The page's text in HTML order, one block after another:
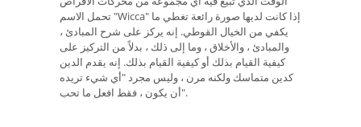
تحمل الاسم "Wicca" إذا كانت لديها صورة رائعة تغطي ما
يكفي من الخيال القوطي. إنه يركز على شرح المبادئ ،
والمبادئ ، والأخلاق ، وما إلى ذلك ، بدلاً من التركيز على
كيفية القيام بذلك أو كيفية القيام بذلك. إنه يقدم الدين
كدين متماسك ولكنه مرن ، وليس مجرد "أي شيء تريده
أن يكون ، فقط افعل ما تحب".